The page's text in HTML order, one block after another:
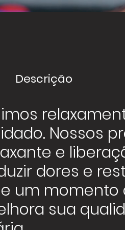
Descrição
Nossos
e
dores e
um momento
sua